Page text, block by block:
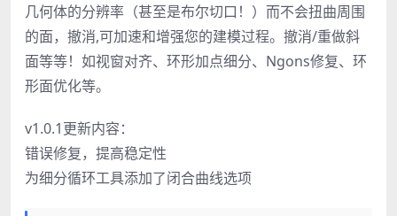
几何体的分辨率（甚至是布尔切口！）而不会扭曲周围
的面，撤消,可加速和增强您的建模过程。撤消/重做斜
面等等！如视窗对齐、环形加点细分、Ngons修复、环
形面优化等。
v1.0.1更新内容：
错误修复，提高稳定性
为细分循环工具添加了闭合曲线选项